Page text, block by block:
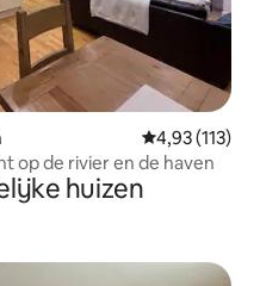
Gemiddelde
4,93 (113)
op de rivier en de haven
huizen